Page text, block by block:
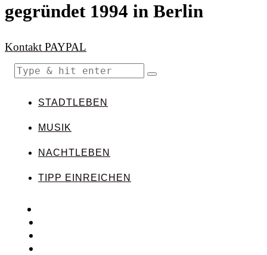
gegründet 1994 in Berlin
Kontakt PAYPAL
STADTLEBEN
MUSIK
NACHTLEBEN
TIPP EINREICHEN